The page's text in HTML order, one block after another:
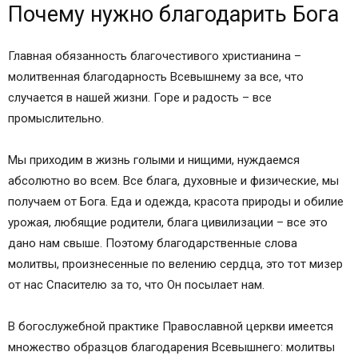
Почему нужно благодарить Бога
Главная обязанность благочестивого христианина –
молитвенная благодарность Всевышнему за все, что
случается в нашей жизни. Горе и радость – все
промыслительно.
Мы приходим в жизнь голыми и нищими, нуждаемся
абсолютно во всем. Все блага, духовные и физические, мы
получаем от Бога. Еда и одежда, красота природы и обилие
урожая, любящие родители, блага цивилизации – все это
дано нам свыше. Поэтому благодарственные слова
молитвы, произнесенные по велению сердца, это тот мизер
от нас Спасителю за то, что Он посылает нам.
В богослужебной практике Православной церкви имеется
множество образцов благодарения Всевышнего: молитвы